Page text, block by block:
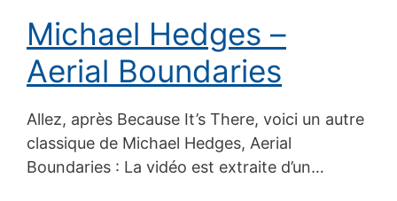
Michael Hedges –
Aerial Boundaries
Allez, après Because It’s There, voici un autre
classique de Michael Hedges, Aerial
Boundaries : La vidéo est extraite d’un…